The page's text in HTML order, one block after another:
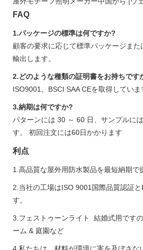
FAQ
1.パッケージの標準は何ですか?
顧客の要求に応じて標準パッケージま
輸出します。
2.どのような種類の証明書をお持ちです
ISO9001、BSCI SAA CEを取得してい
3.納期は何ですか?
パターンには 30 ～ 60 日、サンプルに
す。 初回注文には60日かかります
利点
1.高品質な屋外用防水製品を最短納期で
2.当社の工場はISO 9001国際品質認証と
す。
3.フェストゥーンライト 結婚式用です
ーム & 庭園など